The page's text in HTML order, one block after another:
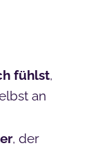
fühlst,
an
, der